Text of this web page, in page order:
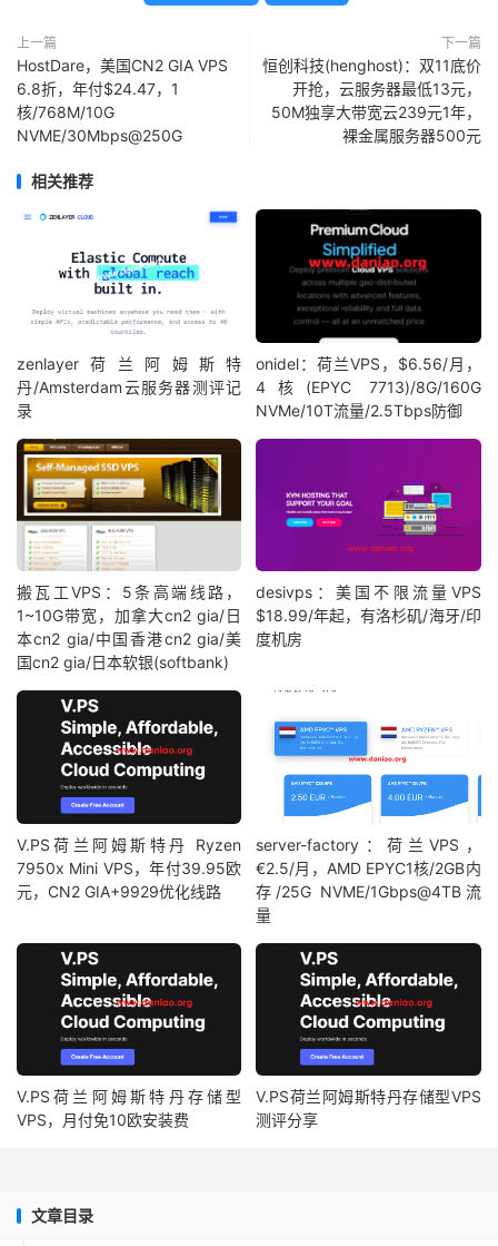
上一篇
HostDare，美国CN2 GIA VPS
6.8折，年付$24.47，1
核/768M/10G
NVME/30Mbps@250G
下一篇
恒创科技(henghost)：双11底价
开抢，云服务器最低13元，
50M独享大带宽云239元1年，
裸金属服务器500元
相关推荐
zenlayer荷兰阿姆斯特
丹/Amsterdam云服务器测评记
录
onidel：荷兰VPS，$6.56/月，
4核(EPYC 7713)/8G/160G
NVMe/10T流量/2.5Tbps防御
搬瓦工VPS：5条高端线路，
1~10G带宽，加拿大cn2 gia/日
本cn2 gia/中国香港cn2 gia/美
国cn2 gia/日本软银(softbank)
desivps：美国不限流量VPS
$18.99/年起，有洛杉矶/海牙/印
度机房
V.PS荷兰阿姆斯特丹 Ryzen
7950x Mini VPS，年付39.95欧
元，CN2 GIA+9929优化线路
server-factory：荷兰VPS，
€2.5/月，AMD EPYC1核/2GB内
存/25G NVME/1Gbps@4TB流
量
V.PS荷兰阿姆斯特丹存储型
VPS，月付免10欧安装费
V.PS荷兰阿姆斯特丹存储型VPS
测评分享
文章目录